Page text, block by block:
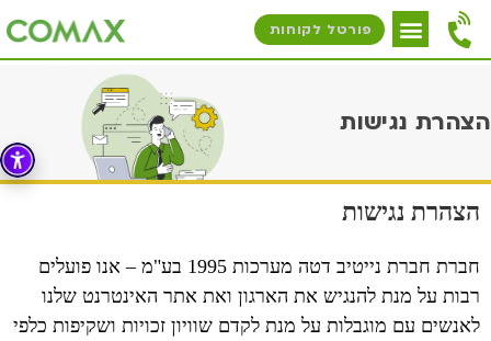
פורטל לקוחות
הצהרת נגישות
הצהרת נגישות
חברת חברת נייטיב דטה מערכות 1995 בע"מ – אנו פועלים
רבות על מנת להנגיש את הארגון ואת אתר האינטרנט שלנו
לאנשים עם מוגבלות על מנת לקדם שוויון זכויות ושקיפות כלפי